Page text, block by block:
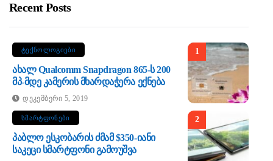
Recent Posts
1
ᲢᲔᲥᲜᲝᲚᲝᲒᲘᲔᲑᲘ
Ახალ Qualcomm Snapdragon 865-Ს 200
Მპ-Მდე Კამერის Მხარდაჭერა Ექნება
Დეკემბერი 5, 2019
2
ᲡᲛᲐᲠᲢᲤᲝᲜᲔᲑᲘ
Პაბლო Ესკობარის Ძმამ $350-Იანი
Საკეცი Სმარტფონი Გამოუშვა